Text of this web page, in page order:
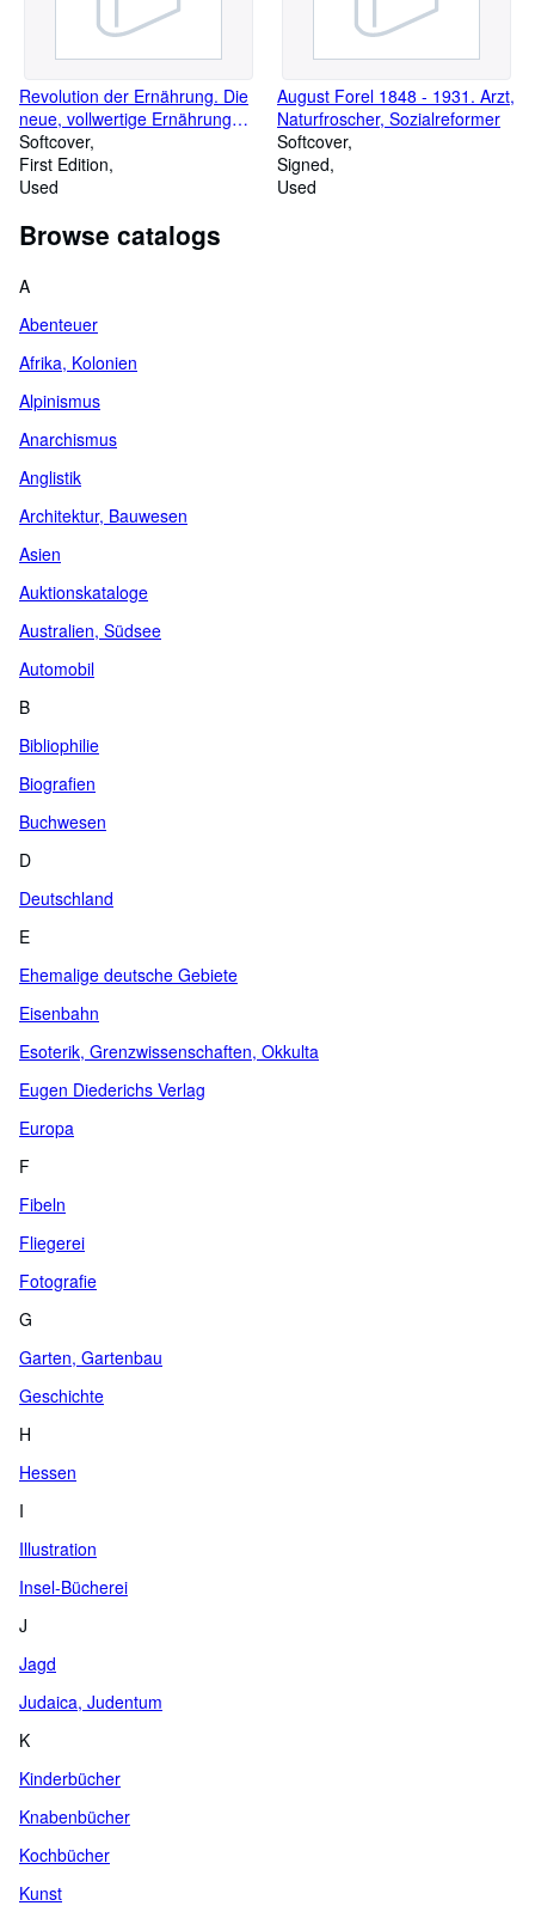
Revolution der Ernährung. Die
neue, vollwertige Ernährung
des Menschen
Softcover
First Edition
Used
August Forel 1848 - 1931. Arzt,
Naturfroscher, Sozialreformer
Softcover
Signed
Used
Browse catalogs
A
Abenteuer
Afrika, Kolonien
Alpinismus
Anarchismus
Anglistik
Architektur, Bauwesen
Asien
Auktionskataloge
Australien, Südsee
Automobil
B
Bibliophilie
Biografien
Buchwesen
D
Deutschland
E
Ehemalige deutsche Gebiete
Eisenbahn
Esoterik, Grenzwissenschaften, Okkulta
Eugen Diederichs Verlag
Europa
F
Fibeln
Fliegerei
Fotografie
G
Garten, Gartenbau
Geschichte
H
Hessen
I
Illustration
Insel-Bücherei
J
Jagd
Judaica, Judentum
K
Kinderbücher
Knabenbücher
Kochbücher
Kunst